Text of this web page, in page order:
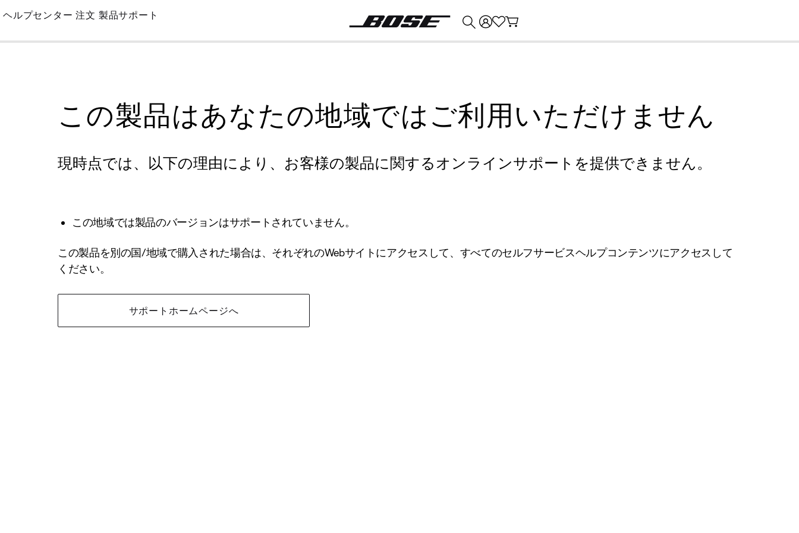
Skip
Main
ヘルプセンター 注文 製品サポート
この製品はあなたの地域ではご利用いただけません
現時点では、以下の理由により、お客様の製品に関するオンラインサポートを提供できません。
この地域では製品のバージョンはサポートされていません。
この製品を別の国/地域で購入された場合は、それぞれのWebサイトにアクセスして、すべてのセルフサービスヘルプコンテンツにアクセスして
ください。
サポートホームページへ